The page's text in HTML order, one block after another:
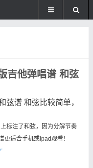
吉他弹唱谱 和弦
弦谱 和弦比较简单，
标注了和弦，因为分解节奏
更适合手机或ipad观看！